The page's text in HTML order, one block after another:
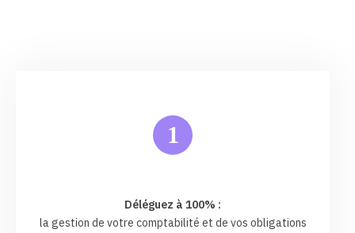
1
Déléguez à 100% :
la gestion de votre comptabilité et de vos obligations